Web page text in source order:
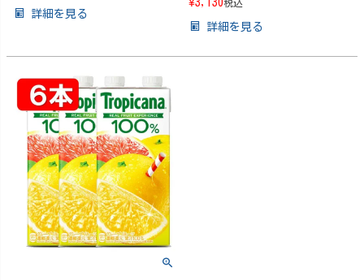
詳細を見る
¥3,130税込
詳細を見る